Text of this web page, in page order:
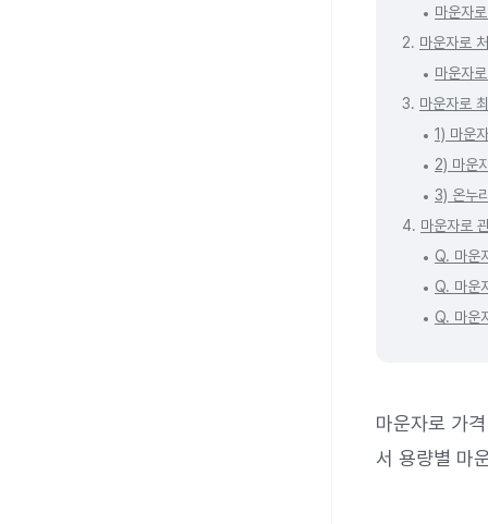
마운자
2. 마운자로
마운자
3. 마운자로
1) 마운
2) 마운
3) 온누
4. 마운자로
Q. 마운
Q. 마운
Q. 마운
마운자로 가
서 용량별 마